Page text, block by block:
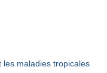
les maladies tropicales